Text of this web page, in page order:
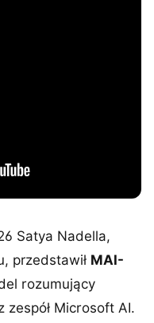
Satya Nadella,
przedstawił MAI-
rozumujący
Microsoft AI.